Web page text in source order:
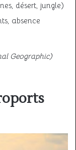
désert, jungle)
absence
Geographic)